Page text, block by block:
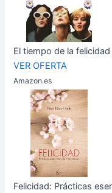
El tiempo de la felicidad
VER OFERTA
Amazon.es
Felicidad: Prácticas